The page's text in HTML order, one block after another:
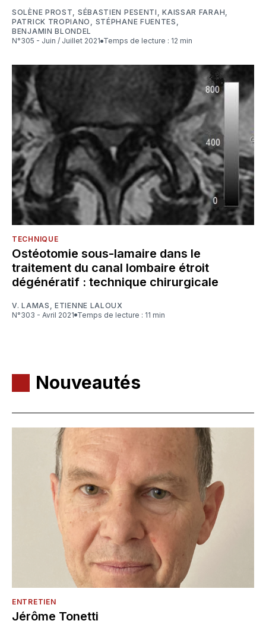
SOLÈNE PROST, SÉBASTIEN PESENTI ,KAISSAR FARAH,
PATRICK TROPIANO , STÉPHANE FUENTES ,
BENJAMIN BLONDEL
N°305 - Juin / Juillet 2021
Temps de lecture : 12 min
TECHNIQUE
Ostéotomie sous-lamaire dans le
traitement du canal lombaire étroit
dégénératif : technique chirurgicale
V. LAMAS ,ETIENNE LALOUX
N°303 - Avril 2021
Temps de lecture : 11 min
Nouveautés
ENTRETIEN
Jérôme Tonetti